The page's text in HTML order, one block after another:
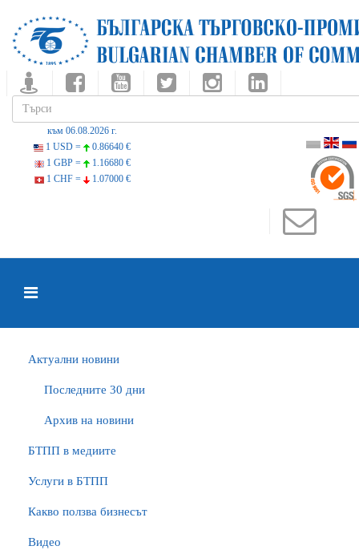
към 06.08.2026 г.
1 USD =
0.86640 €
1 GBP =
1.16680 €
1 CHF =
1.07000 €
Актуални новини
Последните 30 дни
Архив на новини
БTПП в медиите
Услуги в БТПП
Какво ползва бизнесът
Видео